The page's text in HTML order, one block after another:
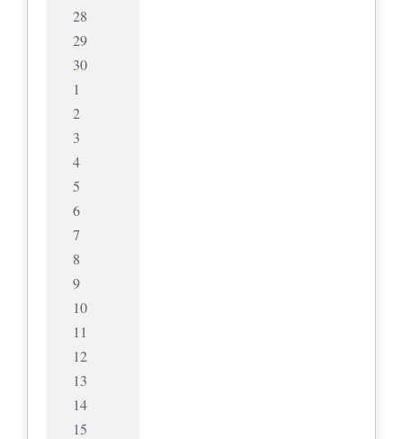
28
29
30
1
2
3
4
5
6
7
8
9
10
11
12
13
14
15